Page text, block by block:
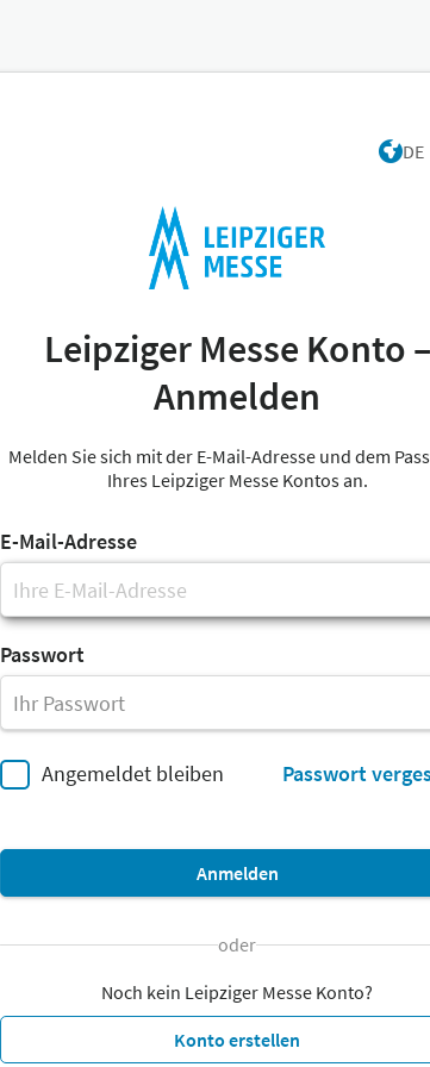
DE
Leipziger Messe Konto –
Anmelden
Melden Sie sich mit der E-Mail-Adresse und dem
Ihres Leipziger Messe Kontos an.
E-Mail-Adresse
Passwort
Angemeldet bleiben Passwort
Anmelden
oder
Noch kein Leipziger Messe Konto?
Konto erstellen